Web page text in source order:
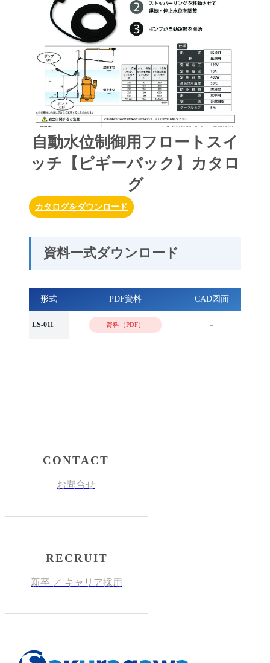
自動水位制御用フロートスイ
ッチ【ピギーバック】カタロ
グ
カタログをダウンロード
資料一式ダウンロード
形式 PDF資料 CAD図面
LS-011 資料（PDF） -
CONTACT
お問合せ
RECRUIT
新卒 ／ キャリア採用